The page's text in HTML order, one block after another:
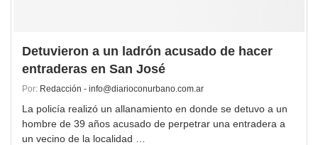
Detuvieron a un ladrón acusado de hacer
entraderas en San José
Por: Redacción - info@diarioconurbano.com.ar
La policía realizó un allanamiento en donde se detuvo a un
hombre de 39 años acusado de perpetrar una entradera a
un vecino de la localidad …